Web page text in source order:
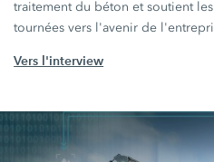
traitement du béton et soutient
tournées vers l'avenir de
Vers l'interview